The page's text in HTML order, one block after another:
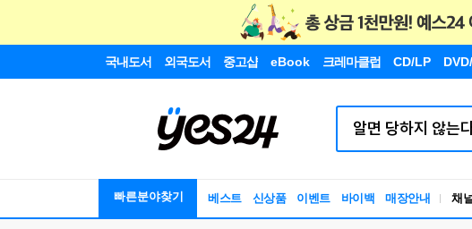
국내도서 외국도서 중고샵 eBook 크레마클럽 CD/LP
빠른분야찾기 베스트 신상품 이벤트 바이백 매장안내 채